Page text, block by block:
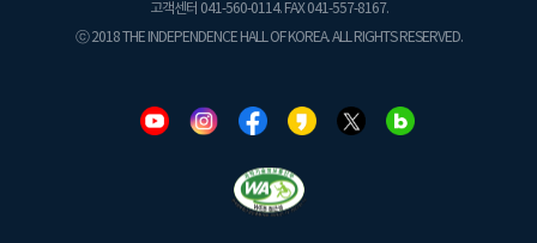
고객센터 041-560-0114. FAX 041-557-8167.
ⓒ 2018 THE INDEPENDENCE HALL OF KOREA. ALL RIGHTS RESERVED.